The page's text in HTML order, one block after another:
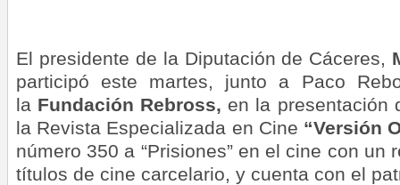
El presidente de la Diputación de Cáceres,
participó este martes, junto a Paco
la Fundación Rebross, en la presentación
la Revista Especializada en Cine “Versión
número 350 a “Prisiones” en el cine con un
títulos de cine carcelario, y cuenta con el